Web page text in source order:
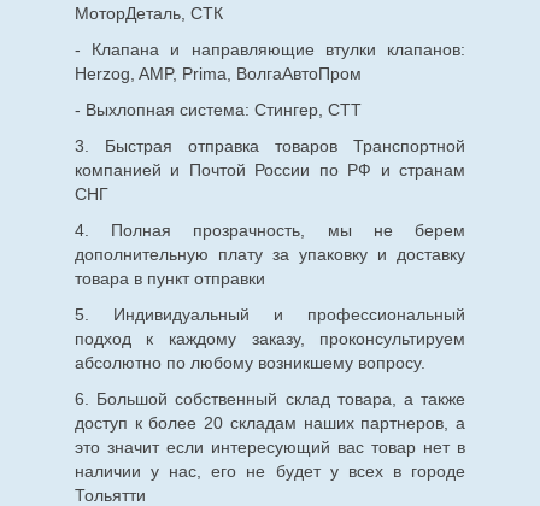
МоторДеталь, СТК
- Клапана и направляющие втулки клапанов:
Herzog, AMP, Prima, ВолгаАвтоПром
- Выхлопная система: Стингер, СТТ
3. Быстрая отправка товаров Транспортной
компанией и Почтой России по РФ и странам
СНГ
4. Полная прозрачность, мы не берем
дополнительную плату за упаковку и доставку
товара в пункт отправки
5. Индивидуальный и профессиональный
подход к каждому заказу, проконсультируем
абсолютно по любому возникшему вопросу.
6. Большой собственный склад товара, а также
доступ к более 20 складам наших партнеров, а
это значит если интересующий вас товар нет в
наличии у нас, его не будет у всех в городе
Тольятти